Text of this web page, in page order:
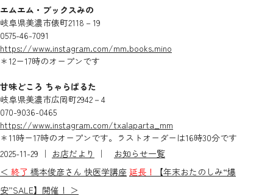
エムエム・ブックスみの
岐阜県美濃市俵町2118－19
0575-46-7091
https://www.instagram.com/mm.books.mino
＊12ー17時のオープンです
甘味どころ ちゃらぱるた
岐阜県美濃市広岡町2942－4
070-9036-0465
https://www.instagram.com/txalaparta_mm
＊11時ー17時のオープンです。ラストオーダーは16時30分です
2025-11-29 ｜ お店だより ｜ お知らせ一覧
＜ 終了 橋本俊彦さん 快医学講座 延長！
【年末おたのしみ“爆
安”SALE】開催！ ＞